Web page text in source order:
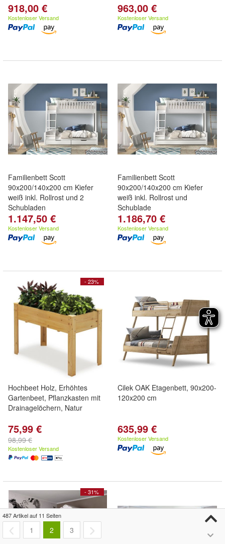
918,00 €
Kostenloser Versand
963,00 €
Kostenloser Versand
Familienbett Scott
90x200/140x200 cm Kiefer
weiß inkl. Rollrost und 2
Schubladen
1.147,50 €
Kostenloser Versand
Familienbett Scott
90x200/140x200 cm Kiefer
weiß inkl. Rollrost und
Schublade
1.186,70 €
Kostenloser Versand
- 23%
Hochbeet Holz, Erhöhtes
Gartenbeet, Pflanzkasten mit
Drainagelöchern, Natur
75,99 €
98,99 €
Kostenloser Versand
Cilek OAK Etagenbett, 90x200-
120x200 cm
635,99 €
Kostenloser Versand
- 31%
487 Artikel auf 11 Seiten
1 2 3